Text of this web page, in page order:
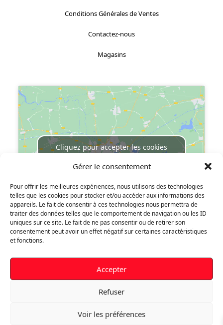
Gérer le consentement
Pour offrir les meilleures expériences, nous utilisons des technologies
telles que les cookies pour stocker et/ou accéder aux informations des
appareils. Le fait de consentir à ces technologies nous permettra de
traiter des données telles que le comportement de navigation ou les ID
uniques sur ce site. Le fait de ne pas consentir ou de retirer son
consentement peut avoir un effet négatif sur certaines caractéristiques
et fonctions.
Accepter
Refuser
Voir les préférences
Conditions Générales de Ventes
Contactez-nous
Magasins
Cliquez pour accepter les cookies
Informations personnelles
Commandes